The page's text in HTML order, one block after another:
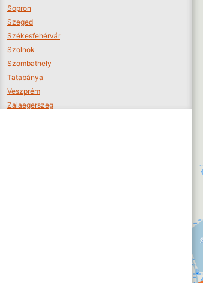
Sopron
Szeged
Székesfehérvár
Szolnok
Szombathely
Tatabánya
Veszprém
Zalaegerszeg